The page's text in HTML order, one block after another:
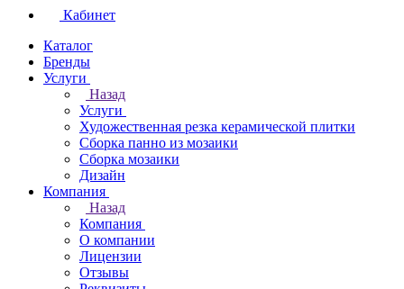
Кабинет
Каталог
Бренды
Услуги
Назад
Услуги
Художественная резка керамической плитки
Сборка панно из мозаики
Сборка мозаики
Дизайн
Компания
Назад
Компания
О компании
Лицензии
Отзывы